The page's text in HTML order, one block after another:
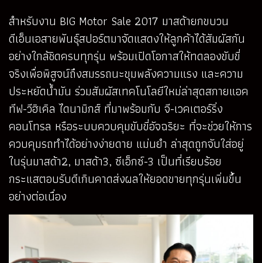
สำหรับงาน BIG Motor Sale 2017 มาสด้ายกขบวน
ดีเอ็นเอสายพันธุ์สปอร์ตมาจัดแสดงให้ลูกค้าได้สัมผัสกัน
อย่างใกล้ชิดครบทุกรุ่น พร้อมเปิดโอกาสให้ทดลองขับขี่
จริงเพื่อพิสูจน์ถึงสมรรถนะขุมพลังความแรง และความ
ประหยัดน้ำมัน ร่วมสัมผัสเทคโนโลยีใหม่ล่าสุดสกายแอค
ทีฟ-วีฮิเคิล ไดนามิกส์ ที่มาพร้อมกับ จี-เวคเตอร์ริ่ง
คอนโทรล หรือระบบควบคุมขับขี่อัจฉริยะ ที่จะช่วยให้การ
ควบคุมรถทำได้อย่างง่ายดาย แม่นยำ ล่าสุดถูกจับใส่อยู่
ในรุ่นมาสด้า2, มาสด้า3, ซีเอ็กซ์-3 เป็นที่เรียบร้อย
กระแสตอบรับดีเกินคาดส่งผลให้ยอดขายทุกรุ่นเพิ่มขึ้น
อย่างต่อเนื่อง